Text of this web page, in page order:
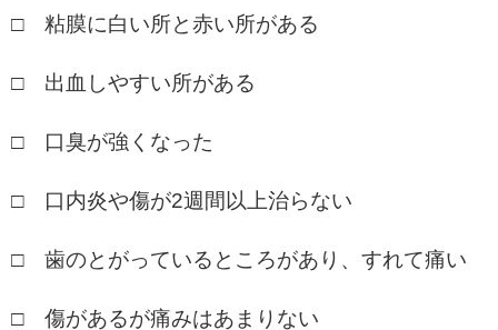
□ 粘膜に白い所と赤い所がある
□ 出血しやすい所がある
□ 口臭が強くなった
□ 口内炎や傷が2週間以上治らない
□ 歯のとがっているところがあり、すれて痛い
□ 傷があるが痛みはあまりない